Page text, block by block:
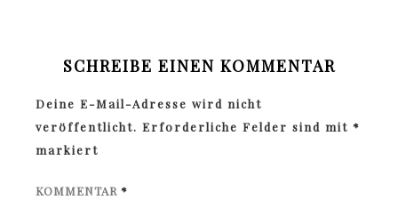
SCHREIBE EINEN KOMMENTAR
Deine E-Mail-Adresse wird nicht
veröffentlicht. Erforderliche Felder sind mit *
markiert
KOMMENTAR *